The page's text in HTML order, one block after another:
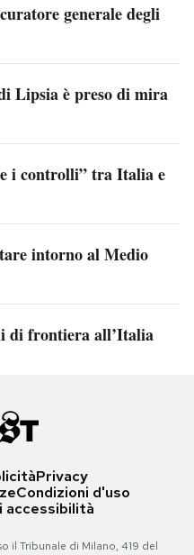
generale degli
Lipsia è preso di mira
i controlli” tra Italia e
intorno al Medio
di frontiera all’Italia
Privacy
Condizioni d'uso
accessibilità
il Tribunale di Milano, 419 del